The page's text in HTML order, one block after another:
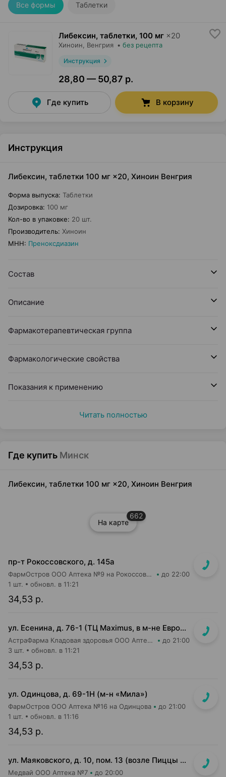
Все формы Таблетки
Либексин, таблетки, 100 мг ×20
Хиноин , Венгрия • без рецепта
Инструкция
28,80 — 50,87 р.
Где купить В корзину
Инструкция
Либексин, таблетки 100 мг ×20, Хиноин Венгрия
Форма выпуска: Таблетки
Дозировка: 100 мг
Кол-во в упаковке: 20 шт.
Производитель: Хиноин
МНН: Преноксдиазин
Состав
Описание
Фармакотерапевтическая группа
Фармакологические свойства
Показания к применению
Читать полностью
Где купить Минск
Либексин, таблетки 100 мг ×20, Хиноин Венгрия
На карте
662
пр-т Рокоссовского, д. 145а
ФармОстров ООО Аптека №9 на Рокоссовского до 22:00
34,53 р.
1 шт. обновл. в 11:21
ул. Есенина, д. 76-1 (ТЦ Maximus, в м-не Евроопт Super)
АстраФарма Кладовая здоровья ООО Аптека №9 до 21:00
34,53 р.
3 шт. обновл. в 11:21
ул. Одинцова, д. 69-1Н (м-н «Мила»)
ФармОстров ООО Аптека №16 на Одинцова до 21:00
34,53 р.
1 шт. обновл. в 11:16
ул. Маяковского, д. 10, пом. 13 (возле Пиццы Мании)
Медвай ООО Аптека №7 до 20:00